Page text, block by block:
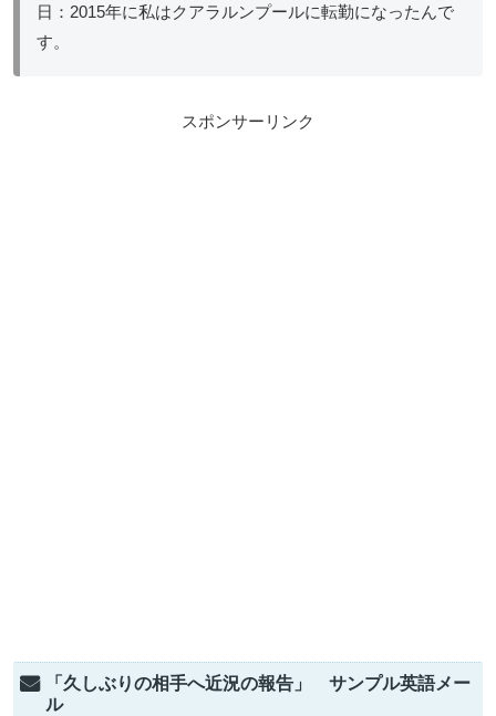
日：2015年に私はクアラルンプールに転勤になったんで
す。
スポンサーリンク
「久しぶりの相手へ近況の報告」 サンプル英語メー
ル